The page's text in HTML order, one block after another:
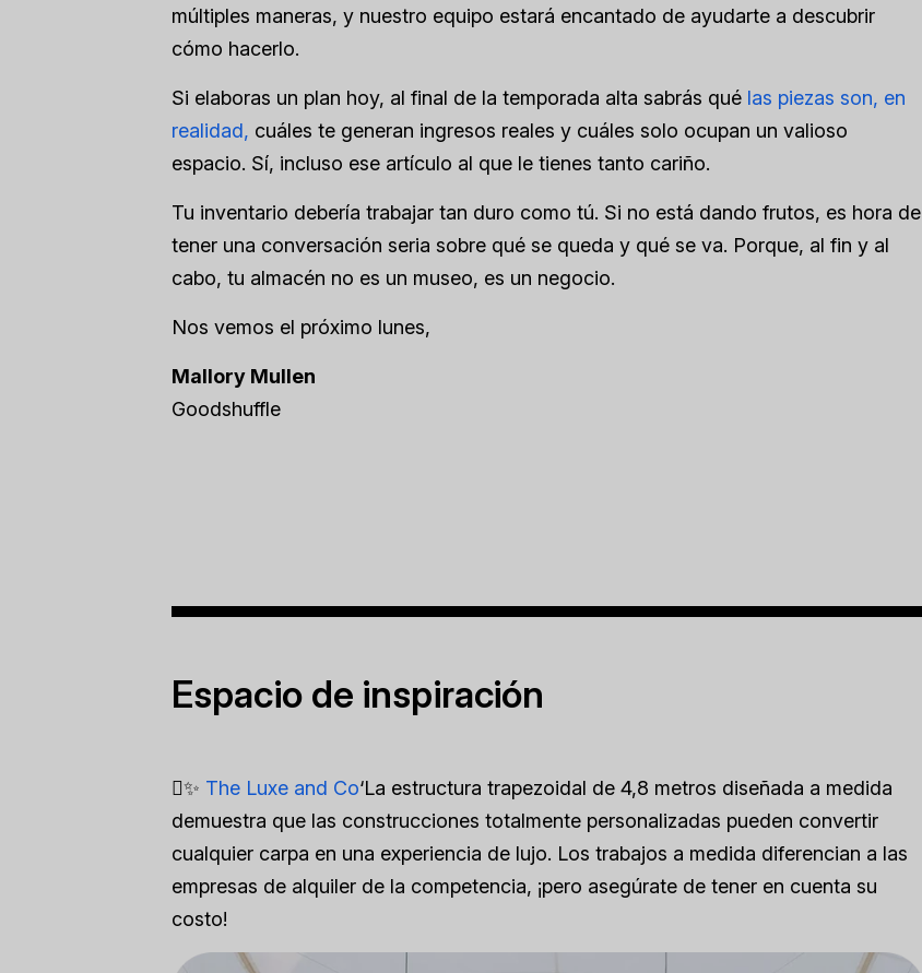
múltiples maneras, y nuestro equipo estará encantado de ayudarte a descubrir
cómo hacerlo.
Si elaboras un plan hoy, al final de la temporada alta sabrás qué las piezas son, en
realidad, cuáles te generan ingresos reales y cuáles solo ocupan un valioso
espacio. Sí, incluso ese artículo al que le tienes tanto cariño.
Tu inventario debería trabajar tan duro como tú. Si no está dando frutos, es hora de
tener una conversación seria sobre qué se queda y qué se va. Porque, al fin y al
cabo, tu almacén no es un museo, es un negocio.
Nos vemos el próximo lunes,
Mallory Mullen
Goodshuffle
Espacio de inspiración
🯯✨ The Luxe and Co‘La estructura trapezoidal de 4,8 metros diseñada a medida
demuestra que las construcciones totalmente personalizadas pueden convertir
cualquier carpa en una experiencia de lujo. Los trabajos a medida diferencian a las
empresas de alquiler de la competencia, ¡pero asegúrate de tener en cuenta su
costo!